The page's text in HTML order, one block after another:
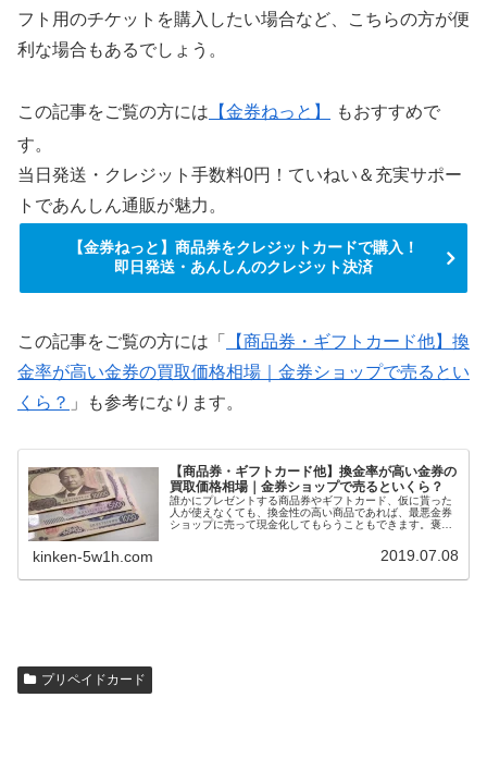
フト用のチケットを購入したい場合など、こちらの方が便
利な場合もあるでしょう。
この記事をご覧の方には 【金券ねっと】
もおすすめで
す。
当日発送・クレジット手数料0円！ていねい＆充実サポー
トであんしん通販が魅力。
【金券ねっと】商品券をクレジットカードで購入！
即日発送・あんしんのクレジット決済
この記事をご覧の方には「
【商品券・ギフトカード他】換
金率が高い金券の買取価格相場｜金券ショップで売るとい
くら？ 」も参考になります。
【商品券・ギフトカード他】換金率が高い金券の
買取価格相場｜金券ショップで売るといくら？
誰かにプレゼントする商品券やギフトカード、仮に貰った
人が使えなくても、換金性の高い商品であれば、最悪金券
ショップに売って現金化してもらうこともできます。褒め
品券やギフトカードを選ぶと、自然に利用できる店舗が多
い金券をプレゼントすることにもなります。今回は、換金
kinken-5w1h.com 2019.07.08
プリペイドカード